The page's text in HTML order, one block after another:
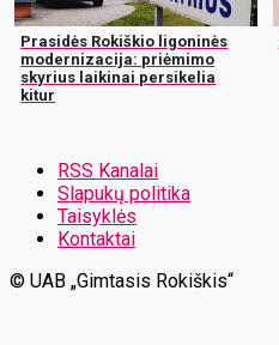
Prasidės Rokiškio ligoninės
modernizacija: priėmimo
skyrius laikinai persikelia
kitur
RSS Kanalai
Slapukų politika
Taisyklės
Kontaktai
© UAB „Gimtasis Rokiškis“